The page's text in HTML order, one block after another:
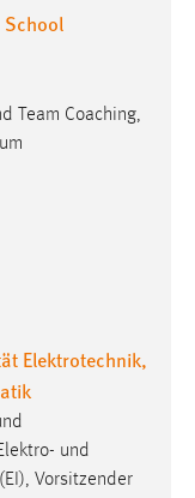
Team Coaching,
Elektrotechnik,
und
Vorsitzender